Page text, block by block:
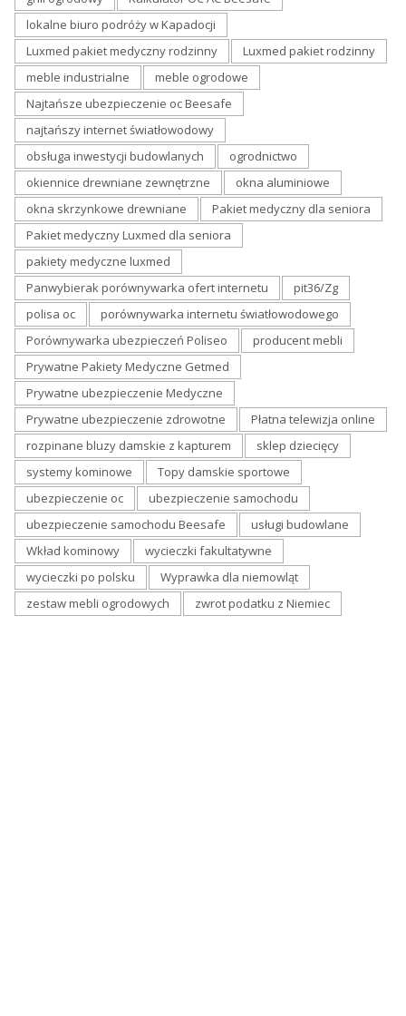
lokalne biuro podróży w Kapadocji
Luxmed pakiet medyczny rodzinny
Luxmed pakiet rodzinny
meble industrialne
meble ogrodowe
Najtańsze ubezpieczenie oc Beesafe
najtańszy internet światłowodowy
obsługa inwestycji budowlanych
ogrodnictwo
okiennice drewniane zewnętrzne
okna aluminiowe
okna skrzynkowe drewniane
Pakiet medyczny dla seniora
Pakiet medyczny Luxmed dla seniora
pakiety medyczne luxmed
Panwybierak porównywarka ofert internetu
pit36/Zg
polisa oc
porównywarka internetu światłowodowego
Porównywarka ubezpieczeń Poliseo
producent mebli
Prywatne Pakiety Medyczne Getmed
Prywatne ubezpieczenie Medyczne
Prywatne ubezpieczenie zdrowotne
Płatna telewizja online
rozpinane bluzy damskie z kapturem
sklep dziecięcy
systemy kominowe
Topy damskie sportowe
ubezpieczenie oc
ubezpieczenie samochodu
ubezpieczenie samochodu Beesafe
usługi budowlane
Wkład kominowy
wycieczki fakultatywne
wycieczki po polsku
Wyprawka dla niemowląt
zestaw mebli ogrodowych
zwrot podatku z Niemiec